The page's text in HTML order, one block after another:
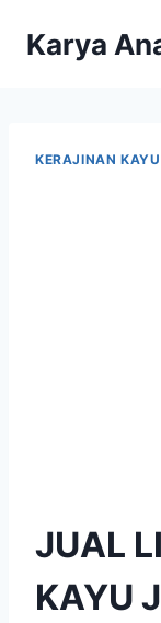
Karya
KERAJINAN
JUAL
KAYU